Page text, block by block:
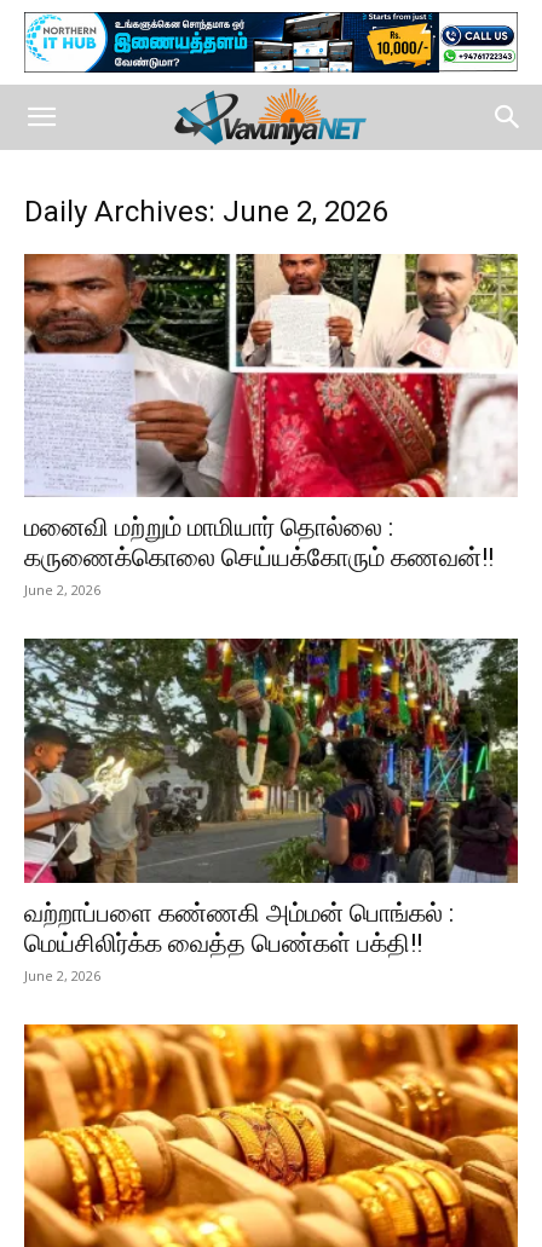
Daily Archives: June 2, 2026
மனைவி மற்றும் மாமியார் தொல்லை :
கருணைக்கொலை செய்யக்கோரும் கணவன்!!
June 2, 2026
வற்றாப்பளை கண்ணகி அம்மன் பொங்கல் :
மெய்சிலிர்க்க வைத்த பெண்கள் பக்தி!!
June 2, 2026